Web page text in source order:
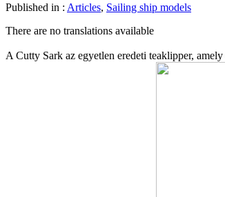
Published in : Articles, Sailing ship models
There are no translations available
A Cutty Sark az egyetlen eredeti teaklipper,